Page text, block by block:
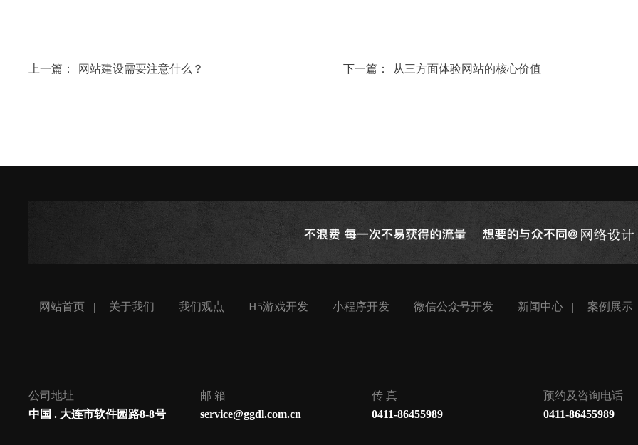
上一篇： 网站建设需要注意什么？ 下一篇： 从三方面体验网站的核心价值
网站首页 关于我们 我们观点 H5游戏开发 小程序开发 微信公众号开发 新闻中心 案例展示
公司地址
中国 . 大连市软件园路8-8号
邮 箱
service@ggdl.com.cn
传 真
0411-86455989
预约及咨询电话
0411-86455989